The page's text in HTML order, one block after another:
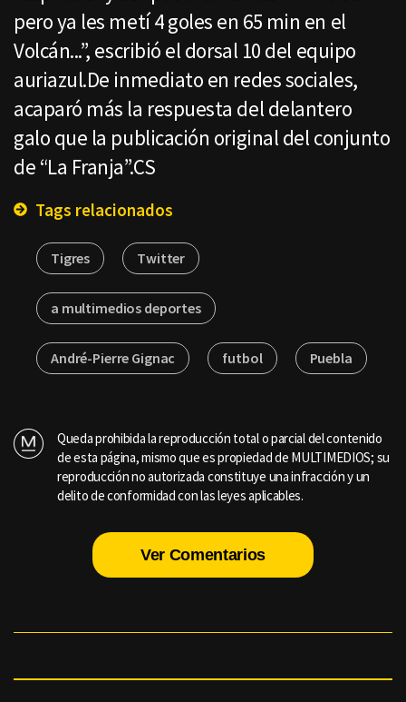
pero ya les metí 4 goles en 65 min en el
Volcán...”, escribió el dorsal 10 del equipo
auriazul.De inmediato en redes sociales,
acaparó más la respuesta del delantero
galo que la publicación original del conjunto
de “La Franja”.CS
Tags relacionados
Tigres Twitter
a multimedios deportes
André-Pierre Gignac futbol Puebla
Queda prohibida la reproducción total o parcial del contenido
de esta página, mismo que es propiedad de MULTIMEDIOS; su
reproducción no autorizada constituye una infracción y un
delito de conformidad con las leyes aplicables.
Ver Comentarios